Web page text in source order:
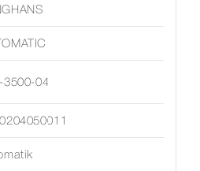
3500-04